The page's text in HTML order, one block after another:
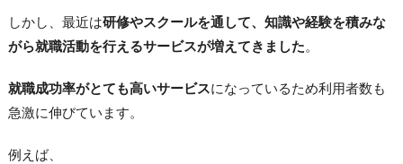
しかし、最近は研修やスクールを通して、知識や経験を積みな
がら就職活動を行えるサービスが増えてきました。
就職成功率がとても高いサービスになっているため利用者数も
急激に伸びています。
例えば、